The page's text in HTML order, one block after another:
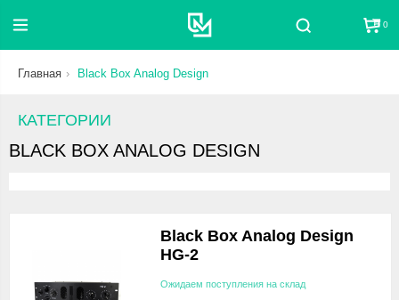
Поиск 0
Главная Black Box Analog Design
КАТЕГОРИИ
BLACK BOX ANALOG DESIGN
Black Box Analog Design
HG-2
Ожидаем поступления на склад